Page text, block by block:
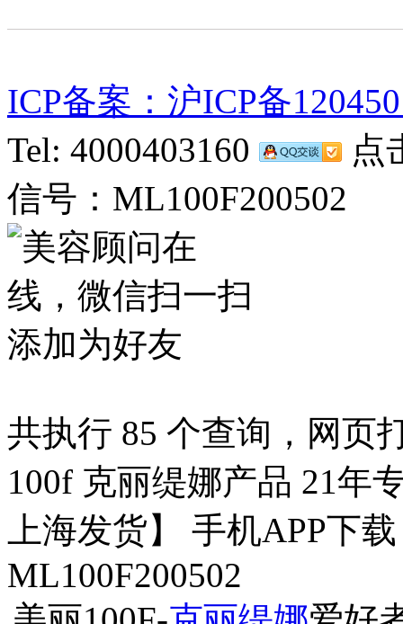
ICP备案：沪ICP备
Tel: 4000403160
点
信号：ML100F200502
共执行 85 个查询，网页
100f 克丽缇娜产品 21年
上海发货】 手机APP下
ML100F200502